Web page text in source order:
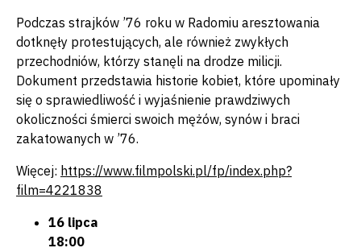
Podczas strajków ’76 roku w Radomiu aresztowania
dotknęły protestujących, ale również zwykłych
przechodniów, którzy stanęli na drodze milicji.
Dokument przedstawia historie kobiet, które upominały
się o sprawiedliwość i wyjaśnienie prawdziwych
okoliczności śmierci swoich mężów, synów i braci
zakatowanych w ’76.
Więcej: https://www.filmpolski.pl/fp/index.php?
film=4221838
16 lipca
18:00